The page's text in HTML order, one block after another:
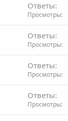
Ответы
Просмотры
Ответы
Просмотры
Ответы
Просмотры
Ответы
Просмотры